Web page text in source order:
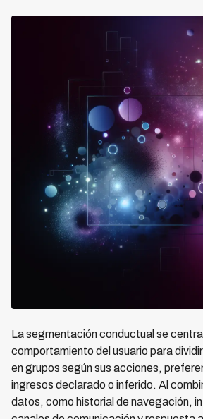
La segmentación conductual se
comportamiento del usuario para
en grupos según sus acciones,
ingresos declarado o inferido. Al
datos, como historial de navegación,